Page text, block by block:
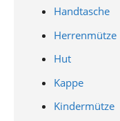
Handtasche
Herrenmütze
Hut
Kappe
Kindermütze